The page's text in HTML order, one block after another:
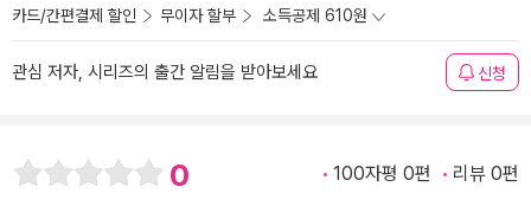
카드/간편결제 할인 무이자 할부 소득공제 610원
관심 저자, 시리즈의 출간 알림을 받아보세요 신청
0 100자평 0편 리뷰 0편